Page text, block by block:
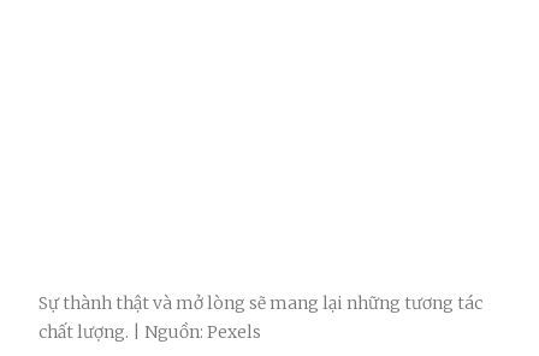
Sự thành thật và mở lòng sẽ mang lại những tương tác
chất lượng. | Nguồn: Pexels